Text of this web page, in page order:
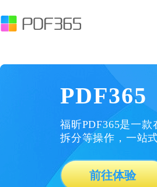
PDF365
福昕PDF365是一
拆分等操作，一站
前往体验